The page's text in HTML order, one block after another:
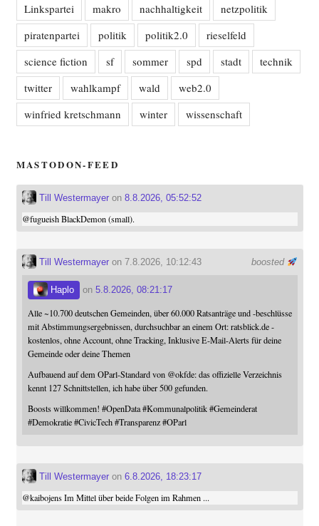
Linkspartei
makro nachhaltigkeit
netzpolitik
piratenpartei
politik politik2.0
rieselfeld
science fiction
sf sommer spd stadt
technik
twitter
wahlkampf wald
web2.0
winfried kretschmann
winter wissenschaft
MASTODON-FEED
Till Westermayeron 8.8.2026, 05:52:52
@fugueishBlackDemon (small).
boosted
Till Westermayeron 7.8.2026, 10:12:43
Haplo on 5.8.2026, 08:21:17
Alle ~10.700 deutschen Gemeinden, über 60.000 Ratsanträge und -beschlüsse
mit Abstimmungsergebnissen, durchsuchbar an einem Ort: ratsblick.de -
kostenlos, ohne Account, ohne Tracking, Inklusive E-Mail-Alerts für deine
Gemeinde oder deine Themen
Aufbauend auf dem OParl-Standard von @okfde: das offizielle Verzeichnis
kennt 127 Schnittstellen, ich habe über 500 gefunden.
Boosts willkommen! #OpenData #Kommunalpolitik #Gemeinderat
#Demokratie #CivicTech #Transparenz #OParl
Till Westermayeron 6.8.2026, 18:23:17
@kaibojensIm Mittel über beide Folgen im Rahmen ...